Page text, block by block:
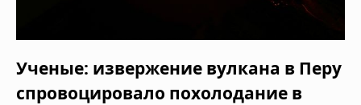
Ученые: извержение вулкана в Перу
спровоцировало похолодание в